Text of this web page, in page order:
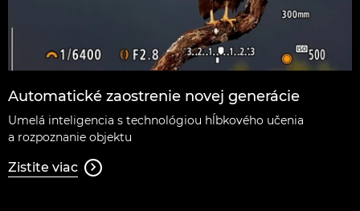
Automatické zaostrenie novej generácie
Umelá inteligencia s technológiou hĺbkového učenia
a rozpoznanie objektu
Zistite viac 